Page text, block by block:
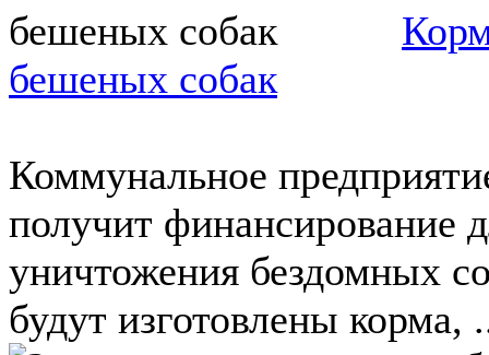
бешеных собак
Коммунальное
получит финансирование
уничтожения бездомных
будут изготовлены корма,